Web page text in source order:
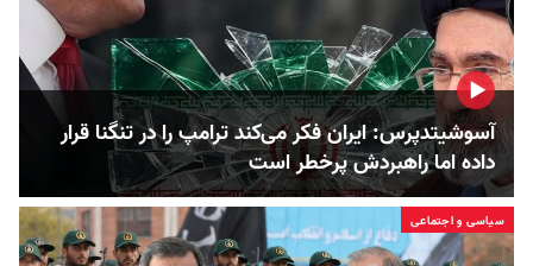
آسوشیتدپرس: ایران فکر می‌کند ترامپ را در تنگنا قرار
داده‌ اما راهبردش پرخطر است
سیاسی و اجتماعی